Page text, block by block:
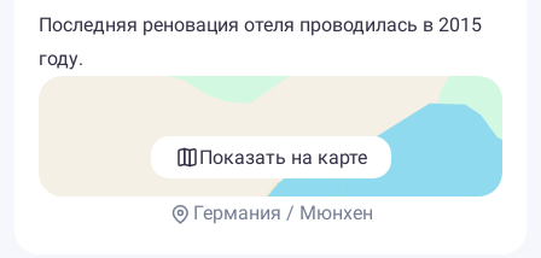
Последняя реновация отеля проводилась в 2015
году.
Показать на карте
Германия / Мюнхен